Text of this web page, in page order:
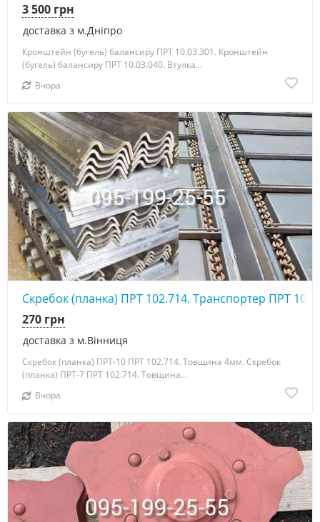
доставка з м.Дніпро
3 500 грн
Кронштейн (бугель) балансиру ПРТ 10.03.301. Кронштейн
(бугель) балансиру ПРТ 10.03.040. Втулка...
Вчора
Скребок (планка) ПРТ 102.714. Транспортер ПРТ
доставка з м.Вінниця
270 грн
Скребок (планка) ПРТ-10 ПРТ 102.714. Товщина 4мм. Скребок
(планка) ПРТ-7 ПРТ 102.714. Товщина...
Вчора